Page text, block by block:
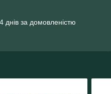
за домовленістю